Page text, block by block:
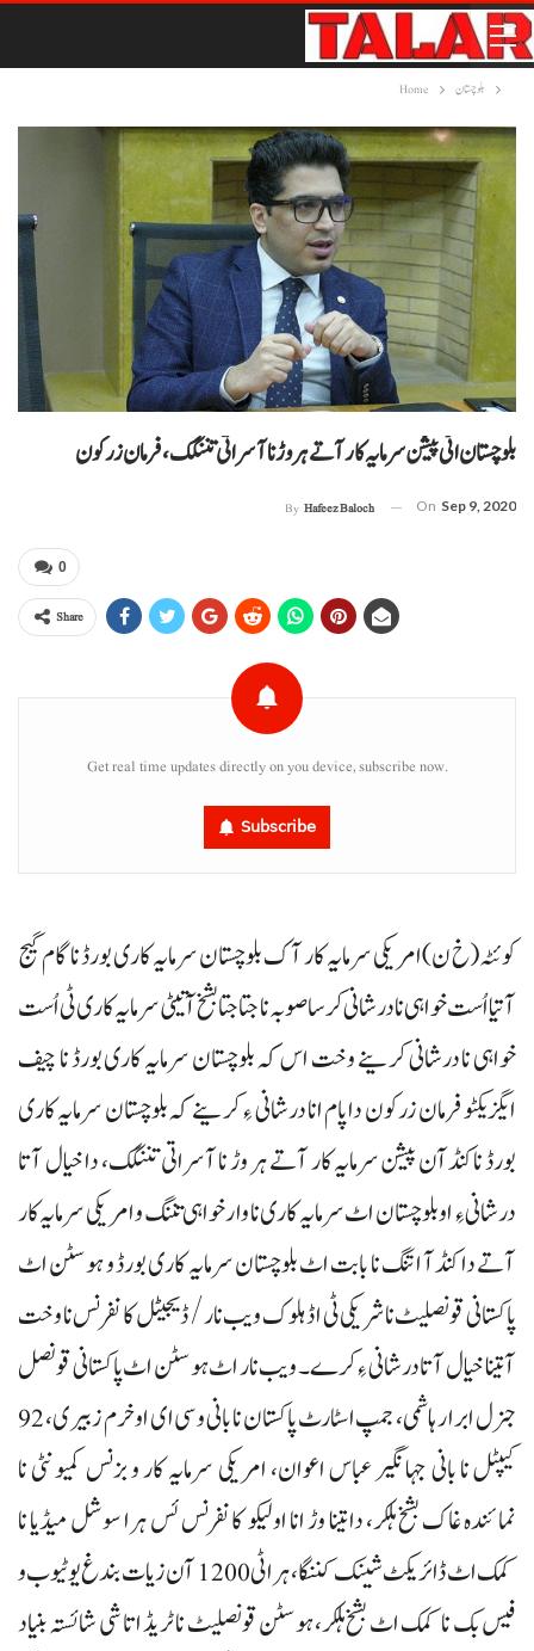
Home بلوچستان
بلوچستان اٹی پیشن سرمایہ کار آتے ہر وڑ نا آسراتی تننگک،فرمان زرکون
By Hafeez Baloch On Sep 9, 2020
0
Share
Get real time updates directly on you device, subscribe now.
Subscribe
کوئٹہ(خ ن)امریکی سرمایہ کار آک بلوچستان سرمایہ کاری بورڈ نا گام گیج
آتیا اُست خواہی نا درشانی کرسا صوبہ نا جتا جتا بشخ آتیٹی سرمایہ کاری ٹی اُست
خواہی نا درشانی کرینے وخت اس کہ بلوچستان سرمایہ کاری بورڈ نا چیف
ایگزیکٹو فرمان زرکون دا پام انا درشانی ءِ کرینے کہ بلوچستان سرمایہ کاری
بورڈ نا کنڈآن پیشن سرمایہ کار آتے ہر وڑ نا آسراتی تننگک، دا خیال آتا
درشانی ءِ او بلوچستان اٹ سرمایہ کاری نا وارخواہی تننگ و امریکی سرمایہ کار
آتے دا کنڈآ اتنگ نا بابت اٹ بلوچستان سرمایہ کاری بورڈ و ہوسٹن اٹ
پاکستانی قونصلیٹ نا شریکی ٹی اڈ ہلوک ویب نار/ڈیجیٹل کانفرنس نا وخت
آ تینا خیال آتا درشانی ءِ کرے۔ ویب نار اٹ ہوسٹن اٹ پاکستانی قونصل
جنرل ابرار ہاشمی، جمپ اسٹارٹ پاکستان نا بانی و سی ای اوخرم زبیری، 92
کیپٹل نا بانی جہانگیر عباس اعوان، امریکی سرمایہ کار و بزنس کمیونٹی نا
نمائندہ غاک بشخ ہلکر، دا تینا وڑ انا اولیکو کانفرنس ئس ہرا سوشل میڈیا نا
کمک اٹ ڈائریکٹ شینک کننگا، ہراٹی 1200 آن زیات بندغ یو ٹیوب و
فیس بک نا کمک اٹ بشخ ہلکر، ہوسٹن قونصلیٹ نا ٹریڈ اتاشی شائستہ بنیاد